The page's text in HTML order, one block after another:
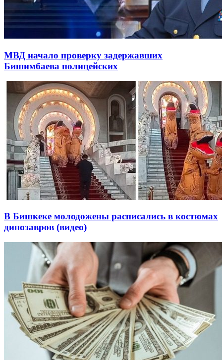
МВД начало проверку задержавших
Бишимбаева полицейских
В Бишкеке молодожены расписались в костюмах
динозавров (видео)